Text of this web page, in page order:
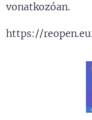
vonatkozóan.
https://